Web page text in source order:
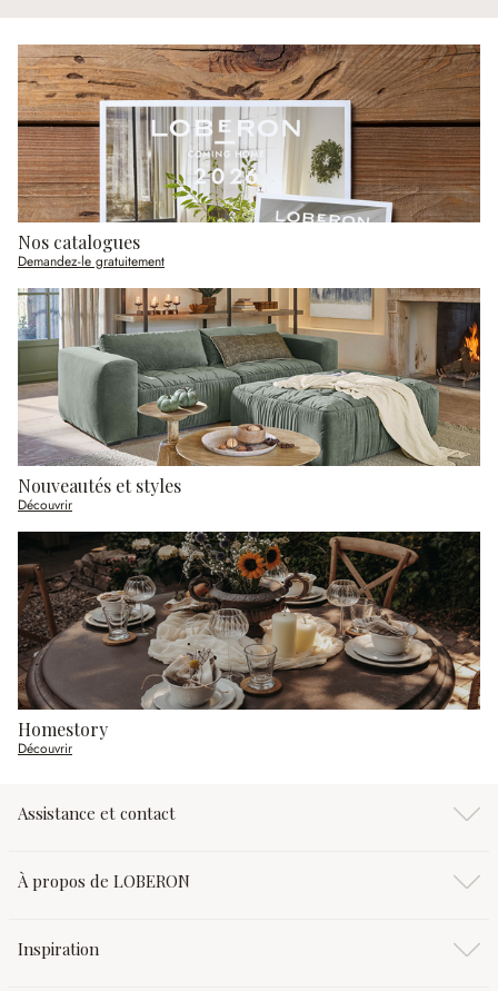
Nos catalogues
Demandez-le gratuitement
Nouveautés et styles
Découvrir
Homestory
Découvrir
Assistance et contact
À propos de LOBERON
Inspiration